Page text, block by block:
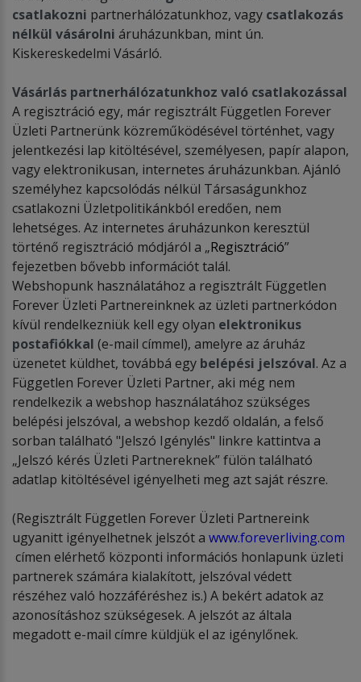
csatlakozni partnerhálózatunkhoz, vagy csatlakozás
nélkül vásárolni áruházunkban, mint ún.
Kiskereskedelmi Vásárló.
Vásárlás partnerhálózatunkhoz való csatlakozással
A regisztráció egy, már regisztrált Független Forever
Üzleti Partnerünk közreműködésével történhet, vagy
jelentkezési lap kitöltésével, személyesen, papír alapon,
vagy elektronikusan, internetes áruházunkban. Ajánló
személyhez kapcsolódás nélkül Társaságunkhoz
csatlakozni Üzletpolitikánkból eredően, nem
lehetséges. Az internetes áruházunkon keresztül
történő regisztráció módjáról a „Regisztráció”
fejezetben bővebb információt talál.
Webshopunk használatához a regisztrált Független
Forever Üzleti Partnereinknek az üzleti partnerkódon
kívül rendelkezniük kell egy olyan elektronikus
postafiókkal (e-mail címmel), amelyre az áruház
üzenetet küldhet, továbbá egy belépési jelszóval. Az a
Független Forever Üzleti Partner, aki még nem
rendelkezik a webshop használatához szükséges
belépési jelszóval, a webshop kezdő oldalán, a felső
sorban található "Jelszó Igénylés" linkre kattintva a
„Jelszó kérés Üzleti Partnereknek” fülön található
adatlap kitöltésével igényelheti meg azt saját részre.
(Regisztrált Független Forever Üzleti Partnereink
ugyanitt igényelhetnek jelszót a www.foreverliving.com
címen elérhető központi információs honlapunk üzleti
partnerek számára kialakított, jelszóval védett
részéhez való hozzáféréshez is.) A bekért adatok az
azonosításhoz szükségesek. A jelszót az általa
megadott e-mail címre küldjük el az igénylőnek.